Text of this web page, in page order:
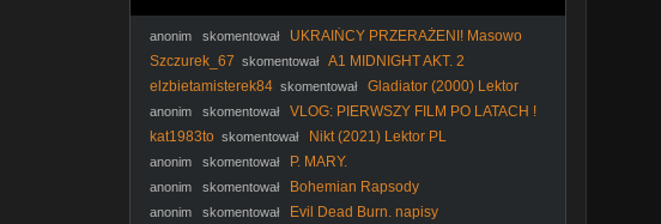
anonim skomentował
UKRAIŃCY PRZERAŻENI! Masowo
PAKUJĄ WALIZKI i Uciekają z Polski [ NAGRANIA ]
Szczurek_67 skomentował A1 MIDNIGHT AKT. 2
(CzarnyWróbel)
elzbietamisterek84 skomentował
Gladiator (2000) Lektor
FHD
anonim skomentował
VLOG: PIERWSZY FILM PO LATACH !
kat1983to skomentował Nikt (2021) Lektor PL
anonim skomentował P. MARY.
anonim skomentował Bohemian Rapsody
anonim skomentował
Evil Dead Burn. napisy